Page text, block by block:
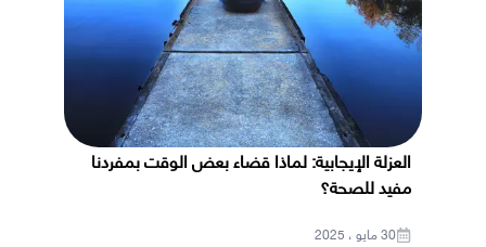
العزلة الإيجابية: لماذا قضاء بعض الوقت بمفردنا
مفيد للصحة؟
30 مايو ، 2025